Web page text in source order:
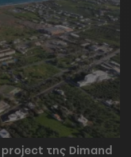
project της Dimand